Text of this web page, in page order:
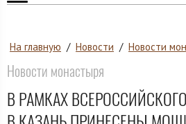
На главную / Новости / Новости
Новости монастыря
В РАМКАХ